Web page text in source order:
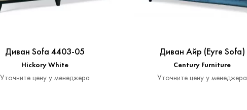
Диван Sofa 4403-05
Hickory White
Уточните цену у менеджера
Диван Айр (Eyre Sofa)
Century Furniture
Уточните цену у менеджера